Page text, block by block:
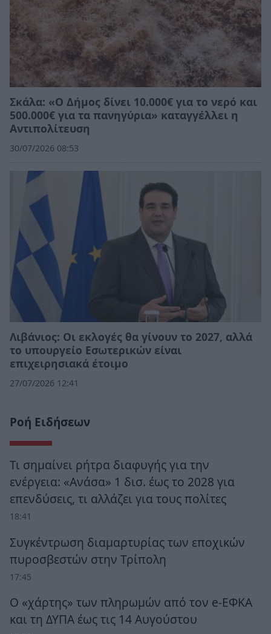
Σκάλα: «Ο Δήμος δίνει 10.000€ για το νερό και
500.000€ για τα πανηγύρια» καταγγέλλει η
Αντιπολίτευση
30/07/2026 08:53
Λιβάνιος: Οι εκλογές θα γίνουν το 2027, αλλά
το υπουργείο Εσωτερικών είναι
επιχειρησιακά έτοιμο
27/07/2026 12:41
Ροή Ειδήσεων
Τι σημαίνει ρήτρα διαφυγής για την
ενέργεια: «Ανάσα» 1 δισ. έως το 2028 για
επενδύσεις, τι αλλάζει για τους πολίτες
18:41
Συγκέντρωση διαμαρτυρίας των εποχικών
πυροσβεστών στην Τρίπολη
17:45
Ο «χάρτης» των πληρωμών από τον e-ΕΦΚΑ
και τη ΔΥΠΑ έως τις 14 Αυγούστου